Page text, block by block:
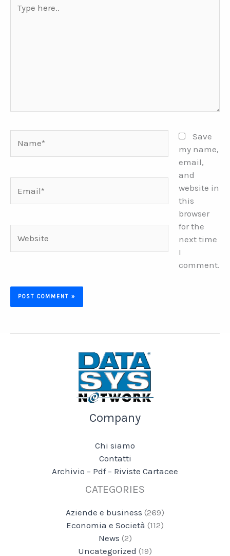
here..
Save
my name,
email,
and
website in
this
browser
for the
next time
I
comment.
Company
Chi siamo
Contatti
Archivio – Pdf – Riviste Cartacee
CATEGORIES
Aziende e business (269)
Economia e Società (112)
News (2)
Uncategorized (19)